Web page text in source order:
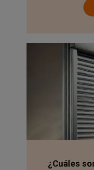
¿Cuáles